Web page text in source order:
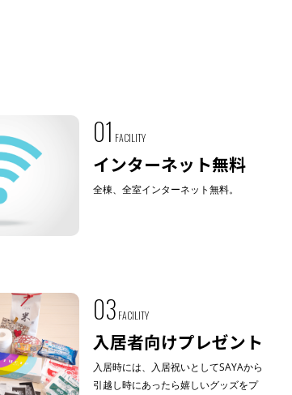
01 FACILITY
インターネット無料
全棟、全室インターネット無料。
03 FACILITY
入居者向けプレゼント
入居時には、入居祝いとしてSAYAから
引越し時にあったら嬉しいグッズをプ